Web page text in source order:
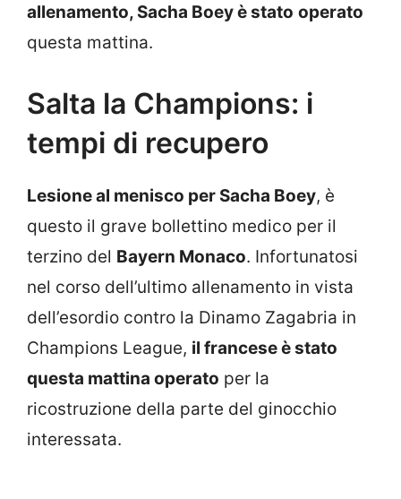
allenamento, Sacha Boey è stato operato
questa mattina.
Salta la Champions: i
tempi di recupero
Lesione al menisco per Sacha Boey, è
questo il grave bollettino medico per il
terzino del Bayern Monaco. Infortunatosi
nel corso dell’ultimo allenamento in vista
dell’esordio contro la Dinamo Zagabria in
Champions League, il francese è stato
questa mattina operato per la
ricostruzione della parte del ginocchio
interessata.